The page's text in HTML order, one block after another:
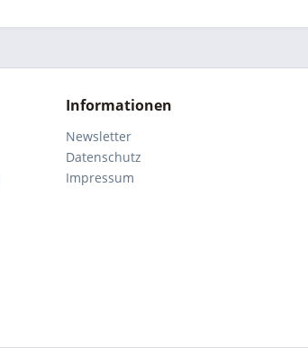
Informationen
Newsletter
Datenschutz
Impressum